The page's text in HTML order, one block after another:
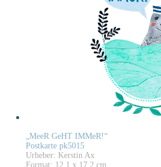
„MeeR GeHT IMMeR!“
Postkarte pk5015
Urheber: Kerstin Ax
Format: 12,1 x 17,2 cm